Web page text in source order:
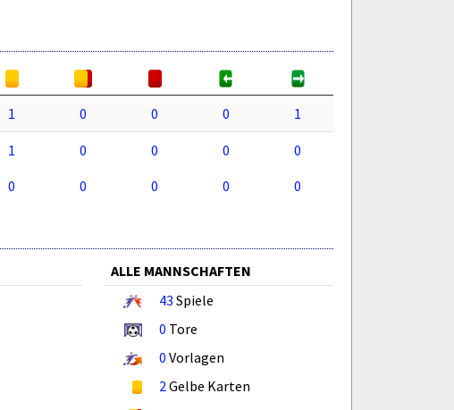
1 0 0 0 1
1 0 0 0
0
0 0 0 0 0
ALLE MANNSCHAFTEN
43 Spiele
0 Tore
0 Vorlagen
2Gelbe Karten